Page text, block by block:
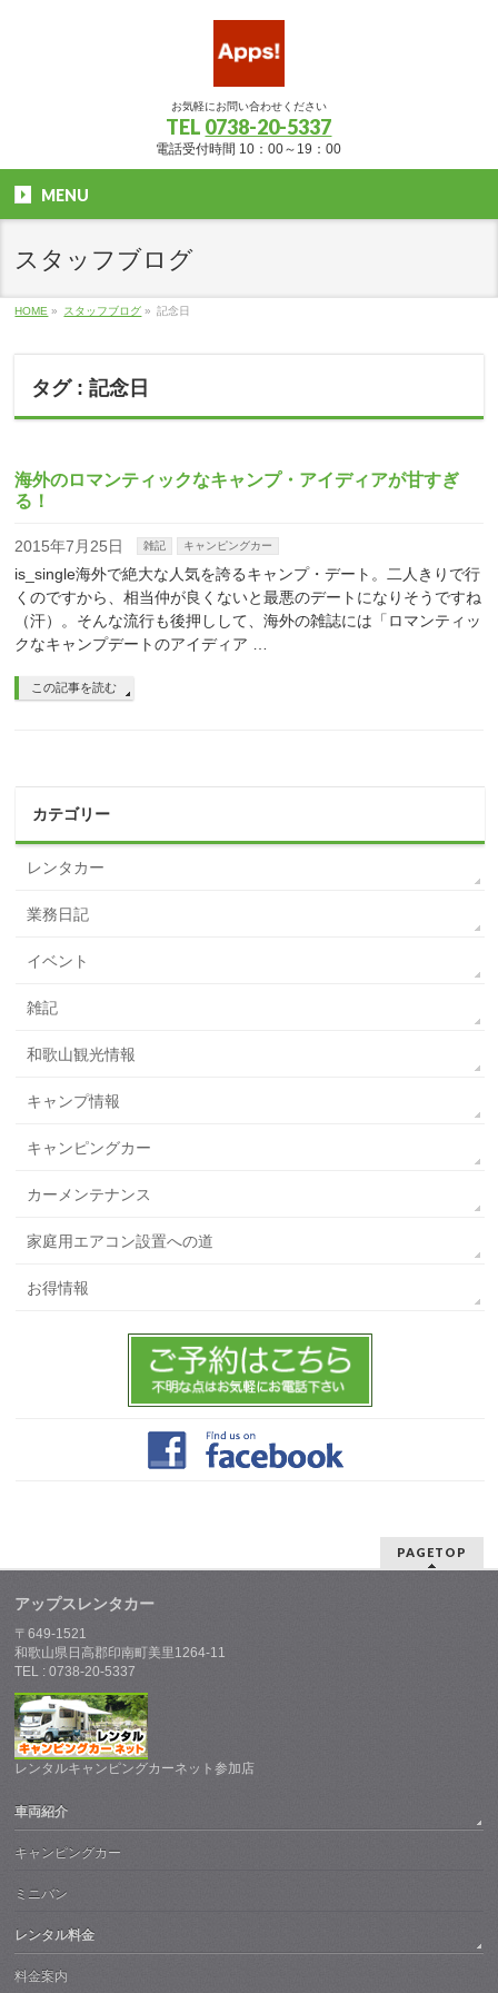
お気軽にお問い合わせください
TEL 0738-20-5337
電話受付時間 10：00～19：00
MENU
スタッフブログ
HOME » スタッフブログ » 記念日
タグ : 記念日
海外のロマンティックなキャンプ・アイディアが甘すぎ
る！
2015年7月25日 雑記 キャンピングカー
is_single海外で絶大な人気を誇るキャンプ・デート。二人きりで行
くのですから、相当仲が良くないと最悪のデートになりそうですね
（汗）。そんな流行も後押しして、海外の雑誌には「ロマンティッ
クなキャンプデートのアイディア …
この記事を読む
カテゴリー
レンタカー
業務日記
イベント
雑記
和歌山観光情報
キャンプ情報
キャンピングカー
カーメンテナンス
家庭用エアコン設置への道
お得情報
PAGETOP
アップスレンタカー
〒649-1521
和歌山県日高郡印南町美里1264-11
TEL : 0738-20-5337
レンタルキャンピングカーネット参加店
車両紹介
キャンピングカー
ミニバン
レンタル料金
料金案内